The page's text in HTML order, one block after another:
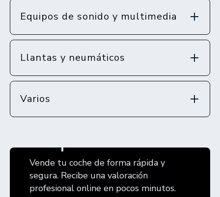
Equipos de sonido y multimedia
Llantas y neumáticos
Varios
Vende tu coche de forma rápida y
segura. Recibe una valoración
profesional online en pocos minutos.